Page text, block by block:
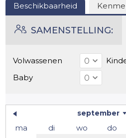
Beschikbaarheid
SAMENSTELLING:
Volwassenen
Baby
september
ma di wo do